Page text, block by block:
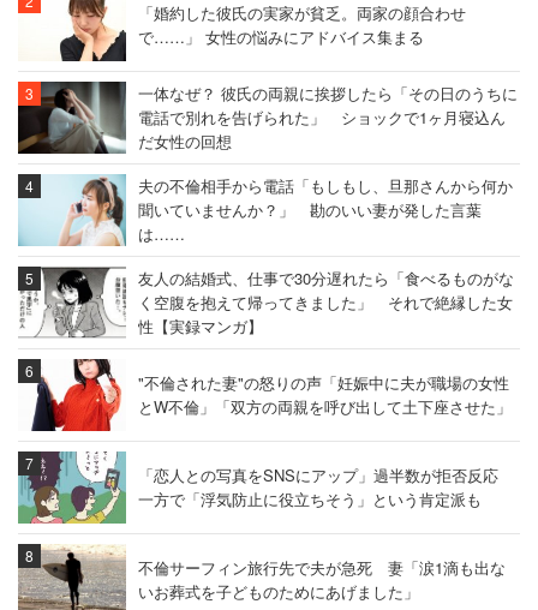
「婚約した彼氏の実家が貧乏。両家の顔合わせ
で……」 女性の悩みにアドバイス集まる
一体なぜ？ 彼氏の両親に挨拶したら「その日のうちに
電話で別れを告げられた」 ショックで1ヶ月寝込ん
だ女性の回想
夫の不倫相手から電話「もしもし、旦那さんから何か
聞いていませんか？」 勘のいい妻が発した言葉
は……
友人の結婚式、仕事で30分遅れたら「食べるものがな
く空腹を抱えて帰ってきました」 それで絶縁した女
性【実録マンガ】
"不倫された妻"の怒りの声「妊娠中に夫が職場の女性
とW不倫」「双方の両親を呼び出して土下座させた」
「恋人との写真をSNSにアップ」過半数が拒否反応
一方で「浮気防止に役立ちそう」という肯定派も
不倫サーフィン旅行先で夫が急死 妻「涙1滴も出な
いお葬式を子どものためにあげました」